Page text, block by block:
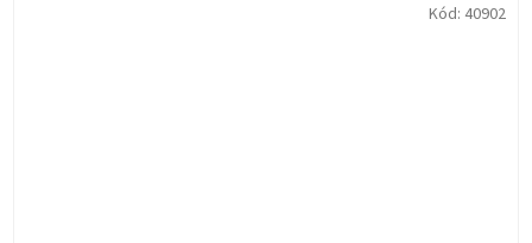
Kód: 40902